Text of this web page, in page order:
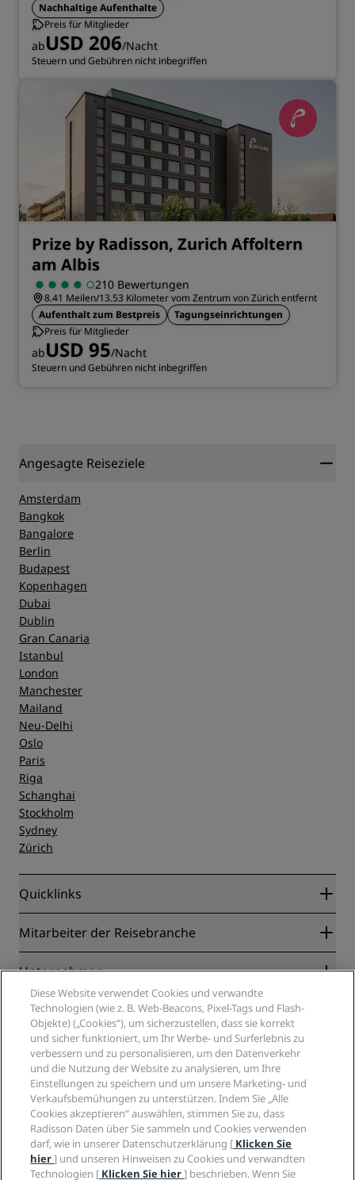
Nachhaltige Aufenthalte
Preis für Mitglieder
abUSD 206/Nacht
Steuern und Gebühren nicht inbegriffen
Prize by Radisson, Zurich Affoltern
am Albis
210 Bewertungen
8.41 Meilen/13.53 Kilometer vom Zentrum von Zürich entfernt
Aufenthalt zum Bestpreis
Tagungseinrichtungen
Preis für Mitglieder
abUSD 95/Nacht
Steuern und Gebühren nicht inbegriffen
Angesagte Reiseziele
Amsterdam
Bangkok
Bangalore
Berlin
Budapest
Kopenhagen
Dubai
Dublin
Gran Canaria
Istanbul
London
Manchester
Mailand
Neu-Delhi
Oslo
Paris
Riga
Schanghai
Stockholm
Sydney
Zürich
Quicklinks
Radisson Rewards
Blog
Neue und aufstrebende Hotels
Radisson Hotels APP
„Sports Approved“-Hotels
Familienfreundliche Hotels
Gesundheit & Sicherheit
Mitarbeiter der Reisebranche
Partner
Reisebüros
Unternehmen
Radisson Hotel Group
Medien
Karriere RHG
Karriere PPHE
Karrieren EHL
The Club by RHG
Entwicklungsmöglichkeiten
Responsible Business – Unser Engagement
Einkauf
Rechtliches
Privacy Centre
Rechtliche Hinweise
Radisson Rewards Geschäftsbedingungen
Website-Nutzungsvereinbarung
Digitale Barrierefreiheit
Moderne Sklaverei – Erklärung
Hilfe
Verbrauchermeldungen
Kontakt
FAQ
Inhaltsübersicht
Soziale Medien
Marken von Radisson Hotels
Diese Website verwendet Cookies und verwandte
Technologien (wie z. B. Web-Beacons, Pixel-Tags und Flash-
Objekte) („Cookies“), um sicherzustellen, dass sie korrekt
und sicher funktioniert, um Ihr Werbe- und Surferlebnis zu
verbessern und zu personalisieren, um den Datenverkehr
und die Nutzung der Website zu analysieren, um Ihre
Einstellungen zu speichern und um unsere Marketing- und
Verkaufsbemühungen zu unterstützen. Indem Sie „Alle
Cookies akzeptieren“ auswählen, stimmen Sie zu, dass
Radisson Daten über Sie sammeln und Cookies verwenden
darf, wie in unserer Datenschutzerklärung [ Klicken Sie
hier] und unseren Hinweisen zu Cookies und verwandten
Technologien [ Klicken Sie hier] beschrieben. Wenn Sie